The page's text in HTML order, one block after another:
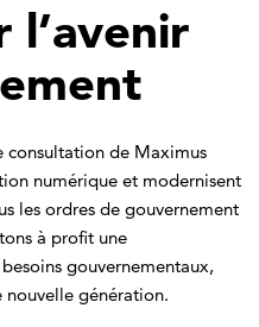
l’avenir
consultation de Maximus
numérique et modernisent
les ordres de gouvernement
à profit une
gouvernementaux,
génération.